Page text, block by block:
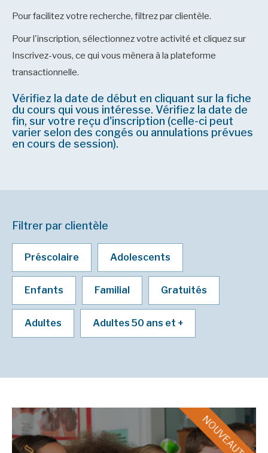
Pour facilitez votre recherche, filtrez par clientèle.
Pour l'inscription, sélectionnez votre activité et cliquez sur
Inscrivez-vous, ce qui vous mènera à la plateforme
transactionnelle.
Vérifiez la date de début en cliquant sur la fiche
du cours qui vous intéresse. Vérifiez la date de
fin, sur votre reçu d'inscription (celle-ci peut
varier selon des congés ou annulations prévues
en cours de session).
Filtrer par clientèle
Préscolaire Adolescents
Enfants Familial Gratuités
Adultes Adultes 50 ans et +